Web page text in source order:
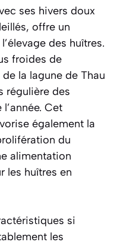
ses hivers doux
offre un
des huîtres.
froides de
la lagune de Thau
régulière des
Cet
également la
du
alimentation
les huîtres en
si
les